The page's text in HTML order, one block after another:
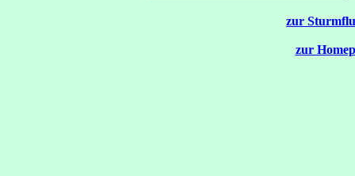
zur
zur